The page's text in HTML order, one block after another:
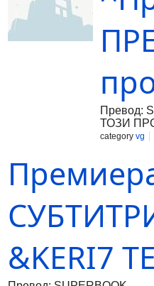
Превод:
ТОЗИ
КАЧВАМE
category vg
&KERI7